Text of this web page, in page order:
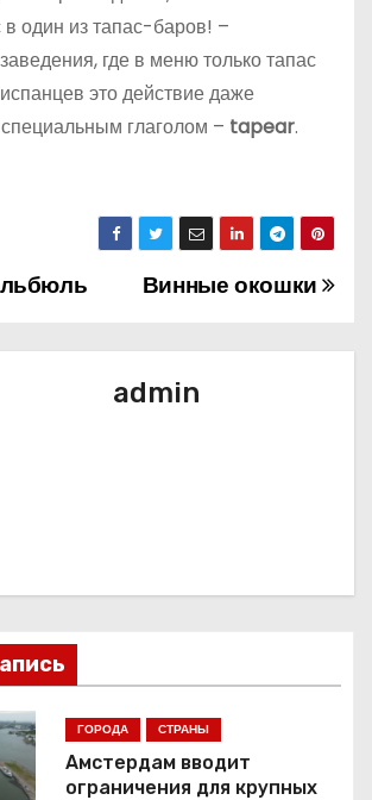
в один из тапас-баров! –
где в меню только тапас
это действие даже
глаголом – tapear.
Винные окошки
admin
ГОРОДА СТРАНЫ
Амстердам вводит
ограничения для крупных